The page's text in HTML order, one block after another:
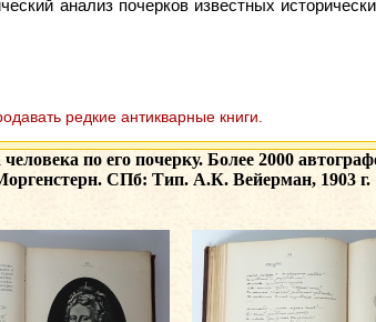
анализ почерков известных
редкие антикварные книги.
по его почерку. Более 2000
СПб: Тип. А.К. Вейерман, 1903 г.